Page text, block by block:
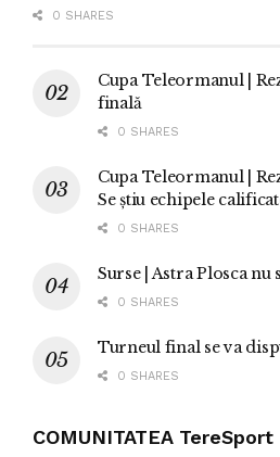
0 SHARES
Cupa Teleormanul |
finală
0 SHARES
Cupa Teleormanul |
Se știu echipele
0 SHARES
Surse | Astra Plosca
0 SHARES
Turneul final se va
0 SHARES
COMUNITATEA TereSport